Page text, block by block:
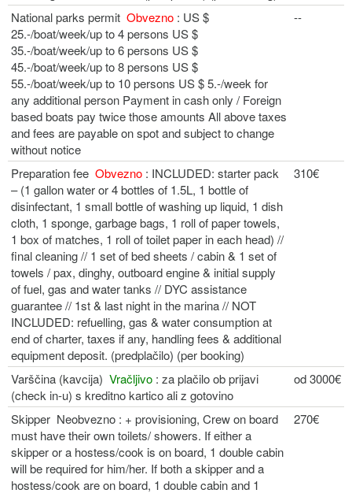
National parks permit Obvezno : US $
25.-/boat/week/up to 4 persons US $
35.-/boat/week/up to 6 persons US $
45.-/boat/week/up to 8 persons US $
55.-/boat/week/up to 10 persons US $ 5.-/week for
any additional person Payment in cash only / Foreign
based boats pay twice those amounts All above taxes
and fees are payable on spot and subject to change
without notice
--
Preparation fee Obvezno : INCLUDED: starter pack
– (1 gallon water or 4 bottles of 1.5L, 1 bottle of
disinfectant, 1 small bottle of washing up liquid, 1 dish
cloth, 1 sponge, garbage bags, 1 roll of paper towels,
1 box of matches, 1 roll of toilet paper in each head) //
final cleaning // 1 set of bed sheets / cabin & 1 set of
towels / pax, dinghy, outboard engine & initial supply
of fuel, gas and water tanks // DYC assistance
guarantee // 1st & last night in the marina // NOT
INCLUDED: refuelling, gas & water consumption at
end of charter, taxes if any, handling fees & additional
equipment deposit. (predplačilo) (per booking)
310€
Varščina (kavcija) Vračljivo : za plačilo ob prijavi
(check in-u) s kreditno kartico ali z gotovino
od 3000€
Skipper Neobvezno : + provisioning, Crew on board
must have their own toilets/ showers. If either a
skipper or a hostess/cook is on board, 1 double cabin
will be required for him/her. If both a skipper and a
hostess/cook are on board, 1 double cabin and 1
270€